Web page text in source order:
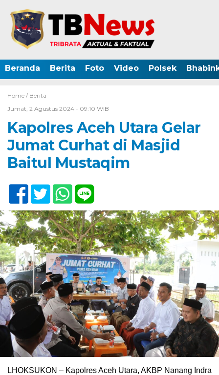
Beranda Berita Foto Video Polsek
Home / Berita
Jumat, 2 Agustus 2024 - 09:10 WIB
Kapolres Aceh Utara Gelar
Jumat Curhat di Masjid
Baitul Mustaqim
LHOKSUKON – Kapolres Aceh Utara, AKBP Nanang Indra